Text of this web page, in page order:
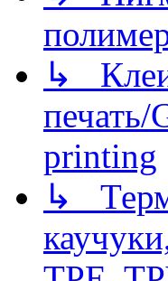
↳
printing
↳